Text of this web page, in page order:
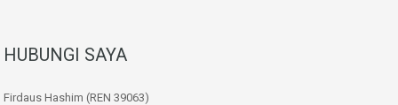
HUBUNGI SAYA
Firdaus Hashim (REN 39063)